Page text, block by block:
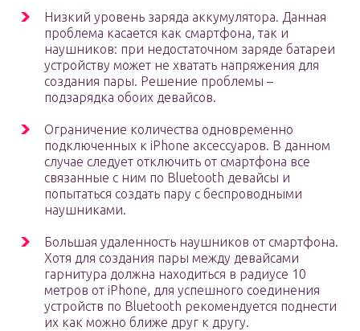
Низкий уровень заряда аккумулятора. Данная
проблема касается как смартфона, так и
наушников: при недостаточном заряде батареи
устройству может не хватать напряжения для
создания пары. Решение проблемы –
подзарядка обоих девайсов.
Ограничение количества одновременно
подключенных к iPhone аксессуаров. В данном
случае следует отключить от смартфона все
связанные с ним по Bluetooth девайсы и
попытаться создать пару с беспроводными
наушниками.
Большая удаленность наушников от смартфона.
Хотя для создания пары между девайсами
гарнитура должна находиться в радиусе 10
метров от iPhone, для успешного соединения
устройств по Bluetooth рекомендуется поднести
их как можно ближе друг к другу.